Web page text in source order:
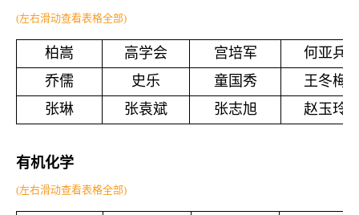
(左右滑动查看表格全部)
柏嵩 高学会 宫培军
何亚兵
乔儒
史乐 童国秀
王冬梅
张琳
张袁斌 张志旭 赵玉玲
有机化学
(左右滑动查看表格全部)